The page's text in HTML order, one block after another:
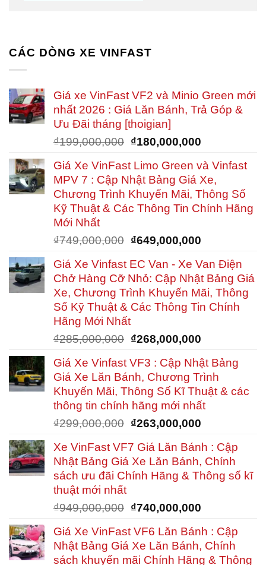
CÁC DÒNG XE VINFAST
Giá xe VinFast VF2 và Minio Green mới
nhất 2026 : Giá Lăn Bánh, Trả Góp &
Ưu Đãi tháng [thoigian]
₫199,000,000 Giá
là:
₫199,000,000.
₫180,000,000Giá
tại
là:
Giá Xe VinFast Limo Green và Vinfast
MPV 7 : Cập Nhật Bảng Giá Xe,
Chương Trình Khuyến Mãi, Thông Số
Kỹ Thuật & Các Thông Tin Chính Hãng
Mới Nhất
₫749,000,000 Giá
là:
₫749,000,000.
₫649,000,000Giá
tại
là:
Giá Xe Vinfast EC Van - Xe Van Điện
Chở Hàng Cỡ Nhỏ: Cập Nhật Bảng Giá
Xe, Chương Trình Khuyến Mãi, Thông
Số Kỹ Thuật & Các Thông Tin Chính
Hãng Mới Nhất
₫285,000,000 Giá
là:
₫285,000,000.
₫268,000,000Giá
tại
là:
Giá Xe Vinfast VF3 : Cập Nhật Bảng
Giá Xe Lăn Bánh, Chương Trình
Khuyến Mãi, Thông Số Kĩ Thuật & các
thông tin chính hãng mới nhất
₫299,000,000 Giá
là:
₫299,000,000.
₫263,000,000Giá
tại
là:
Xe VinFast VF7 Giá Lăn Bánh : Cập
Nhật Bảng Giá Xe Lăn Bánh, Chính
sách ưu đãi Chính Hãng & Thông số kĩ
thuật mới nhất
₫949,000,000 Giá
là:
₫949,000,000.
₫740,000,000Giá
tại
là:
Giá Xe VinFast VF6 Lăn Bánh : Cập
Nhật Bảng Giá Xe Lăn Bánh, Chính
sách khuyến mãi Chính Hãng & Thông